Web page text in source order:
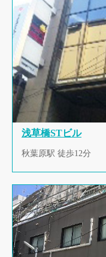
浅草橋STビル
秋葉原駅 徒歩12分